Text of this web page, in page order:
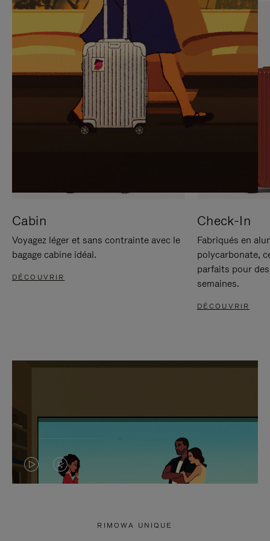
SUR
POUR
METTRE
PAUSE
VEUILLEZ
CLIQUER
POUR
RÉACTIVER
LE
SON
Cabin
Voyagez léger et sans contrainte avec le
bagage cabine idéal.
DÉCOUVRIR
Check-In
Fabriqués en
polycarbonate,
parfaits pour
semaines.
DÉCOUVRIR
LA LE
RIMOWA UNIQUE